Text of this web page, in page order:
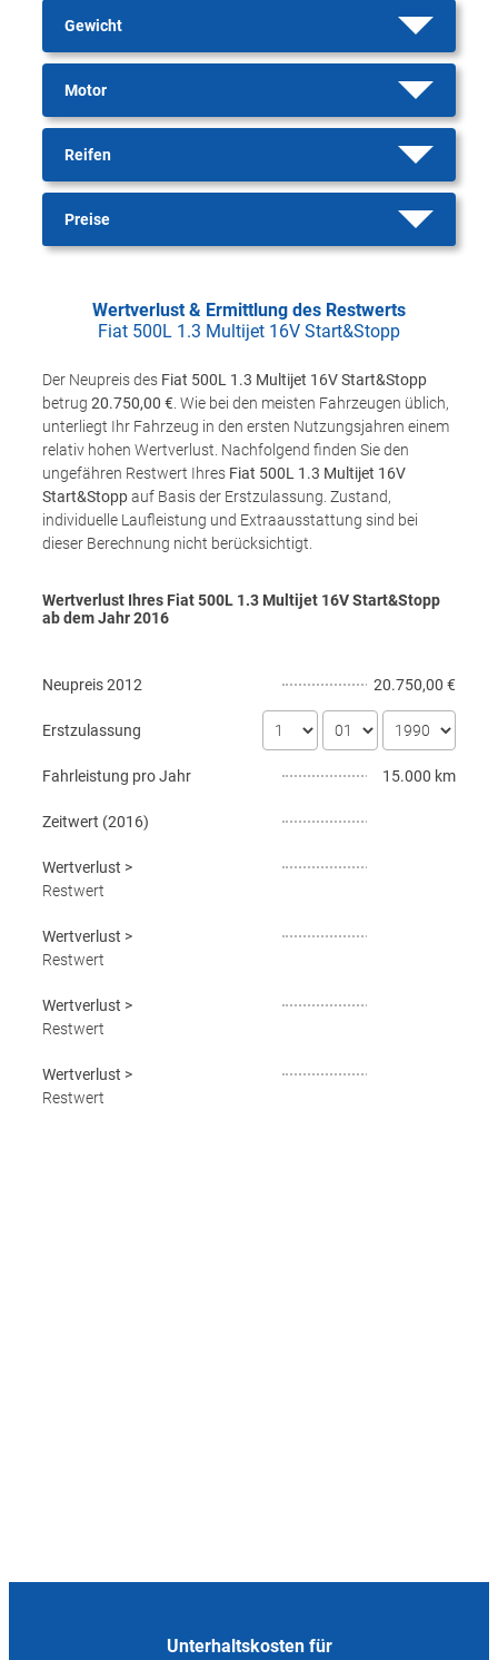
Gewicht
Motor
Reifen
Preise
Wertverlust & Ermittlung des Restwerts
Fiat 500L 1.3 Multijet 16V Start&Stopp
Der Neupreis des Fiat 500L 1.3 Multijet 16V Start&Stopp
betrug 20.750,00 € . Wie bei den meisten Fahrzeugen üblich,
unterliegt Ihr Fahrzeug in den ersten Nutzungsjahren einem
relativ hohen Wertverlust. Nachfolgend finden Sie den
ungefähren Restwert Ihres Fiat 500L 1.3 Multijet 16V
Start&Stoppauf Basis der Erstzulassung. Zustand,
individuelle Laufleistung und Extraausstattung sind bei
dieser Berechnung nicht berücksichtigt.
Wertverlust Ihres Fiat 500L 1.3 Multijet 16V Start&Stopp
ab dem Jahr2016
Neupreis2012 20.750,00 €
Erstzulassung
Fahrleistung pro Jahr 15.000 km
Zeitwert (2016)
Wertverlust >
Restwert
Wertverlust >
Restwert
Wertverlust >
Restwert
Wertverlust >
Restwert
Unterhaltskosten für